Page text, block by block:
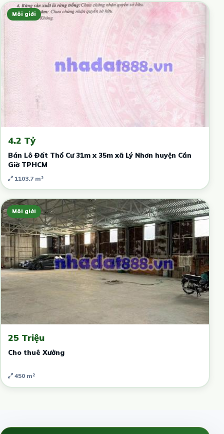
Môi giới
4.2 Tỷ
Bán Lô Đất Thổ Cư 31m x 35m xã Lý Nhơn huyện Cần
Giờ TPHCM
1103.7 m²
Môi giới
25 Triệu
Cho thuê Xưởng
450 m²